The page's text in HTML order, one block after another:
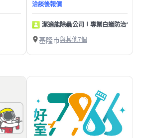
洽談後報價
潔適能除蟲公司∣專業白蟻防治*居
基隆市與其他7個